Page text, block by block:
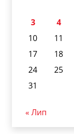
3
4
10
11
17
18
24
25
31
« Лип